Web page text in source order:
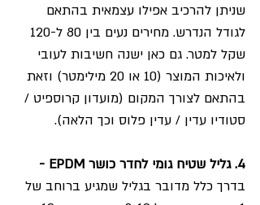
שניתן להרכיב אפילו עצמאית בהתאם
שקל למטר. גם כאן ישנה חשיבות לעובי
ולאיכות המוצר (10 או 20 מילימטר) וזאת
בהתאם לצורך המקום (מועדון קרוספיט /
סטודיו עדין / עדין פלוס וכך הלאה).
4. גליל שטיח גומי לחדר כושר EPDM -
בדרך כלל מדובר בגליל שמגיע ברוחב של